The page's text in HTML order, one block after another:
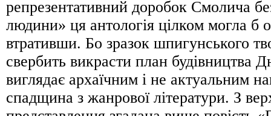
репрезентативний доробок Смолича
людини» ця антологія цілком могла б
втративши. Бо зразок шпигунського
свербить викрасти план будівництва
виглядає архаїчним і не актуальним
спадщина з жанрової літератури. З